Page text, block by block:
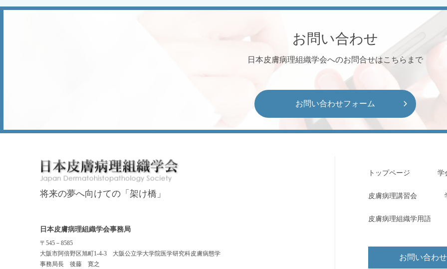
お問い合わせ
日本皮膚病理組織学会へのお問合せはこちらまで
お問い合わせフォーム
将来の夢へ向けての「架け橋」
日本皮膚病理組織学会事務局
〒545－8585
大阪市阿倍野区旭町1-4-3 大阪公立学大学院医学研究科皮膚病態学
事務局長 後藤 寛之
トップページ 学
⽪膚病理講習会
皮膚病理組織学用語
お問い合わせ